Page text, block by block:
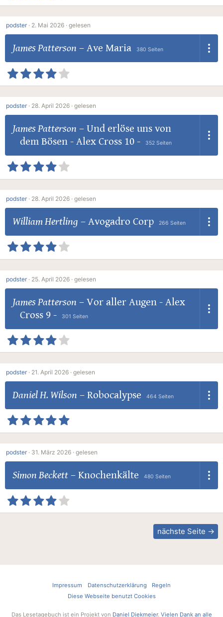
podster · 2. Mai 2026 · gelesen
James Patterson – Ave Maria 380 Seiten
podster · 28. April 2026 · gelesen
James Patterson – Und erlöse uns von
dem Bösen - Alex Cross 10 -
352 Seiten
podster · 28. April 2026 · gelesen
William Hertling – Avogadro Corp 266 Seiten
podster · 25. April 2026 · gelesen
James Patterson – Vor aller Augen - Alex
Cross 9 -
301 Seiten
podster · 21. April 2026 · gelesen
Daniel H. Wilson – Robocalypse 464 Seiten
podster · 31. März 2026 · gelesen
Simon Beckett– Knochenkälte 480 Seiten
nächste Seite →
Impressum Datenschutzerklärung
Regeln
Diese Webseite benutzt Cookies
Das Lesetagebuch ist ein Projekt von Daniel Diekmeier. Vielen Dank an alle